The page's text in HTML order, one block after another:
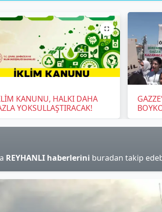
KANUNU, HALKI DAHA
YOKSULLAŞTIRACAK!
REYHANLI haberlerini buradan takip